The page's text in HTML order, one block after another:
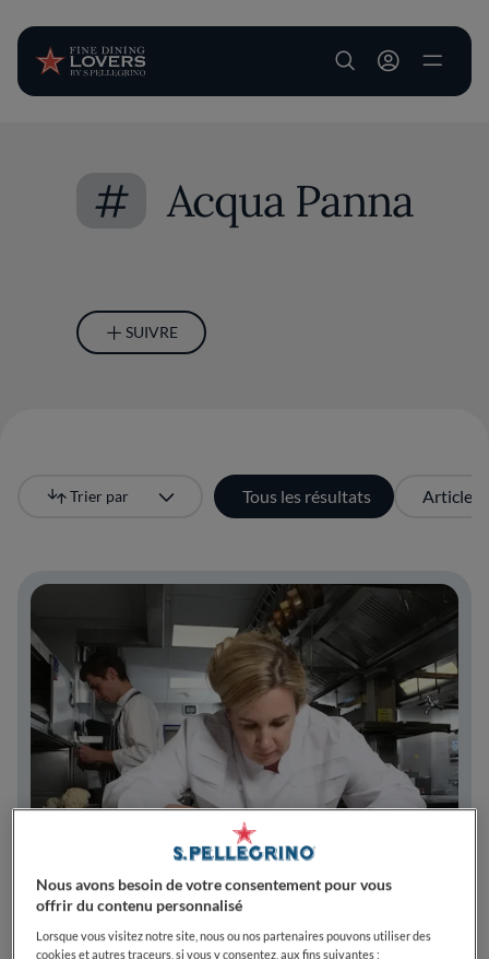
User account
# Acqua Panna
SUIVRE
Tous les résultats Articles
Trier par
Le plus récent
Nous avons besoin de votre consentement pour vous
offrir du contenu personnalisé
Lorsque vous visitez notre site, nous ou nos partenaires pouvons utiliser des
cookies et autres traceurs, si vous y consentez, aux fins suivantes :